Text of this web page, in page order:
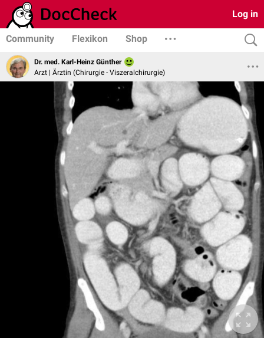
Log in
Community Flexikon Shop
Dr. med. Karl-Heinz Günther
Arzt | Ärztin (Chirurgie - Viszeralchirurgie)